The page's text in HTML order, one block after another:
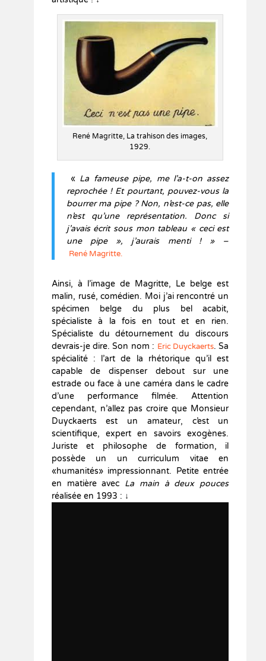
René Magritte, La trahison des images,
1929.
« La fameuse pipe, me l’a-t-on assez
reprochée ! Et pourtant, pouvez-vous la
bourrer ma pipe ? Non, n’est-ce pas, elle
n’est qu’une représentation. Donc si
j’avais écrit sous mon tableau « ceci est
une pipe », j’aurais menti ! » –
René Magritte.
Ainsi, à l’image de Magritte, Le belge est
malin, rusé, comédien. Moi j’ai rencontré un
spécimen belge du plus bel acabit,
spécialiste à la fois en tout et en rien.
Spécialiste du détournement du discours
devrais-je dire. Son nom : Eric Duyckaerts. Sa
spécialité : l’art de la rhétorique qu’il est
capable de dispenser debout sur une
estrade ou face à une caméra dans le cadre
d’une performance filmée. Attention
cependant, n’allez pas croire que Monsieur
Duyckaerts est un amateur, c’est un
scientifique, expert en savoirs exogènes.
Juriste et philosophe de formation, il
possède un un curriculum vitae en
«humanités» impressionnant. Petite entrée
en matière avec La main à deux pouces
réalisée en 1993 : ↓